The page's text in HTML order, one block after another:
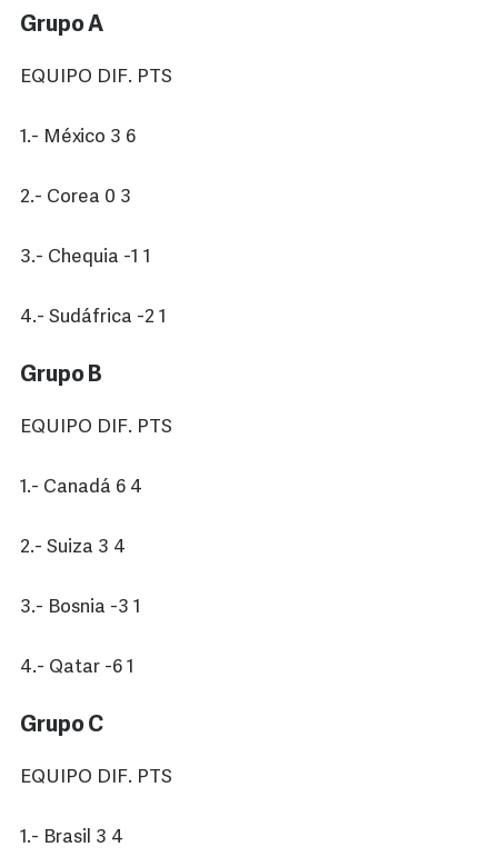
Grupo A
EQUIPO DIF. PTS
1.- México 3 6
2.- Corea 0 3
3.- Chequia -1 1
4.- Sudáfrica -2 1
Grupo B
EQUIPO DIF. PTS
1.- Canadá 6 4
2.- Suiza 3 4
3.- Bosnia -3 1
4.- Qatar -6 1
Grupo C
EQUIPO DIF. PTS
1.- Brasil 3 4